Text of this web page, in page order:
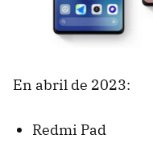
En abril de 2023:
Redmi Pad